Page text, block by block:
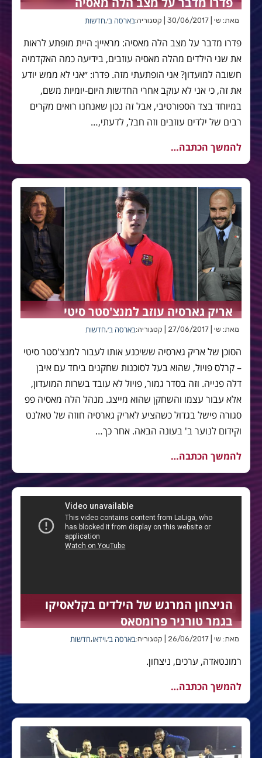
מאת: שי | 30/06/2017 | קטגוריה: בארסה ב׳,חדשות
פדרו מדבר על מצב הלה מאסיה: מראיין: היית מופתע לראות
את שני הילדים מהלה מאסיה עוזבים, בידיעה כמה האקדמיה
חשובה למועדון? אני הופתעתי מזה. פדרו: ״אני לא ממש יודע
את זה, כי אני לא עוקב אחרי החדשות היום-יומיות משם,
במיוחד בצד הספורטיבי, אבל זה נכון שאנחנו רואים מקרים
רבים של ילדים עוזבים וזה חבל, לדעתי,…
להמשך הכתבה…
אריק גארסיה עוזב למנצ'סטר סיטי
מאת: שי | 27/06/2017 | קטגוריה: בארסה ב׳,חדשות
הסוכן של אריק גארסיה ששיכנע אותו לעבור למנצ'סטר סיטי
– קרלס פויול, שהוא בעל לסוכנות שחקנים ביחד עם איבן
דלה פנייה. וזה בסדר גמור, פויול לא עובד בשרות המועדון,
אלא עבור עצמו והשחקן שהוא מייצג. מנהל הלה מאסיה פפ
סגורה פישל בגדול כשהציע לאריק גארסיה חוזה של טאלנט
וקידום לנוער ב' בעונה הבאה. אחר כך…
להמשך הכתבה…
הניצחון המרגש של הילדים בקלאסיקו
בגמר טורניר פרומסאס
מאת: שי | 26/06/2017 | קטגוריה: בארסה ב׳,וידאו,חדשות
רמונטאדה, ערכים, ניצחון.
להמשך הכתבה…